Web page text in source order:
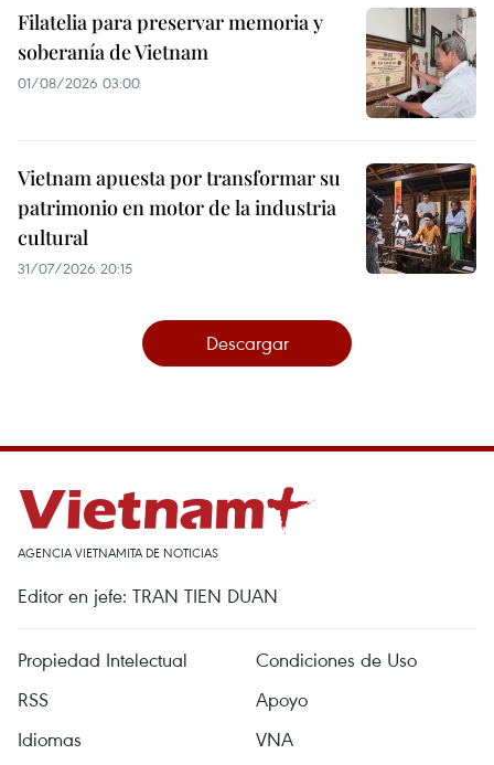
Filatelia para preservar memoria y
soberanía de Vietnam
01/08/2026 03:00
Vietnam apuesta por transformar su
patrimonio en motor de la industria
cultural
31/07/2026 20:15
Descargar
AGENCIA VIETNAMITA DE NOTICIAS
Editor en jefe: TRAN TIEN DUAN
Propiedad Intelectual
Condiciones de Uso
RSS
Apoyo
Idiomas
VNA